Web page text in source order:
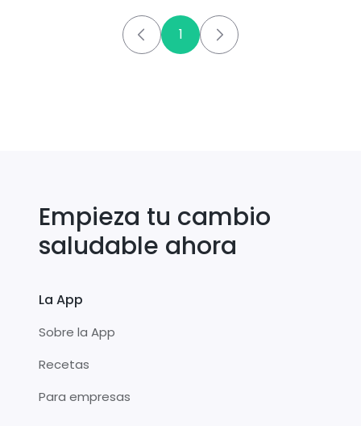
1
Empieza tu cambio
saludable ahora
La App
Sobre la App
Recetas
Para empresas